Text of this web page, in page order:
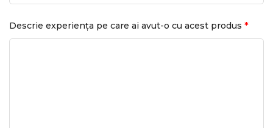
Descrie experiența pe care ai avut-o cu acest produs *